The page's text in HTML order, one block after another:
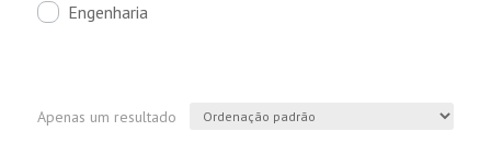
Engenharia
Apenas um resultado